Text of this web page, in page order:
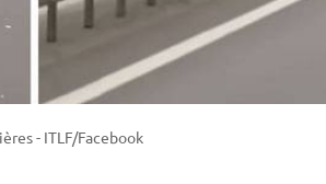
- ITLF/Facebook